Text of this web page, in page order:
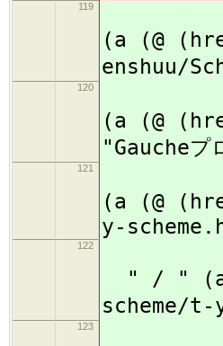
119
(a (@
enshuu/
120
(a (@
"Gauche
121
(a (@
y-
122
" / " (a
scheme/t-
123